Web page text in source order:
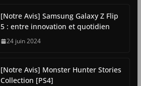
[Notre Avis] Samsung Galaxy Z Flip
5 : entre innovation et quotidien
24 juin 2024
[Notre Avis] Monster Hunter Stories
Collection [PS4]